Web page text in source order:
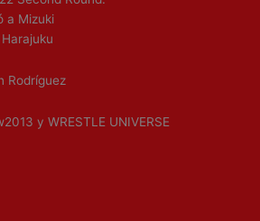
a Mizuki
Rodríguez
y WRESTLE UNIVERSE